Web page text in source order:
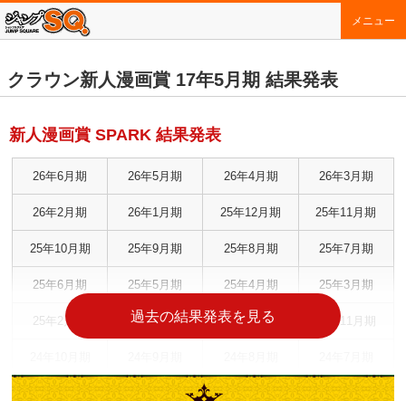
メニュー
クラウン新人漫画賞 17年5月期 結果発表
新人漫画賞 SPARK 結果発表
26年6月期 26年5月期 26年4月期 26年3月期
26年2月期 26年1月期 25年12月期 25年11月期
25年10月期 25年9月期 25年8月期 25年7月期
25年6月期 25年5月期 25年4月期 25年3月期
25年2月期 25年1月期 24年12月期 24年11月期
24年6月期 24年5月期 24年4月期 24年3月期
過去の結果発表を見る